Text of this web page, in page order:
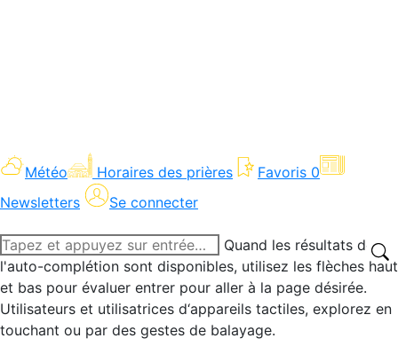
Météo Horaires des prières Favoris 0
Newsletters
Se connecter
Recherche
:
Quand les résultats de
l'auto-complétion sont disponibles, utilisez les flèches haut
et bas pour évaluer entrer pour aller à la page désirée.
Utilisateurs et utilisatrices d‘appareils tactiles, explorez en
touchant ou par des gestes de balayage.